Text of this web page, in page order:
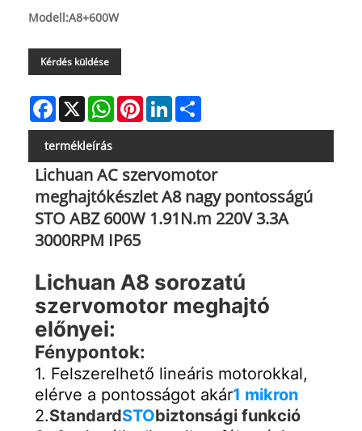
Modell:A8+600W
Kérdés küldése
Facebook
X WhatsAppPinterestLinkedIn
termékleírás
Lichuan AC szervomotor
meghajtókészlet A8 nagy pontosságú
STO ABZ 600W 1.91N.m 220V 3.3A
3000RPM IP65
Lichuan A8 sorozatú
szervomotor meghajtó
előnyei:
Fénypontok:
1. Felszerelhető lineáris motorokkal,
elérve a pontosságot akár1 mikron
2.StandardSTObiztonsági funkció